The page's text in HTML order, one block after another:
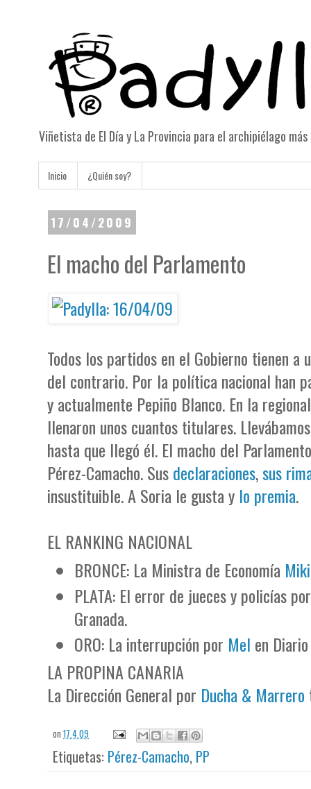
Viñetista de El Día y La Provincia para el archipiélago
Inicio ¿Quién soy?
17/04/2009
El macho del Parlamento
Todos los partidos en el Gobierno tienen a
del contrario. Por la política nacional han
y actualmente Pepiño Blanco. En la
llenaron unos cuantos titulares.
hasta que llegó él. El macho del
Pérez-Camacho. Susdeclaraciones,sus
insustituible. A Soria le gusta y lo premia.
EL RANKING NACIONAL
BRONCE: La Ministra de Economía
PLATA: El error de jueces y policías
Granada.
ORO: La interrupción por Mel en
LA PROPINA CANARIA
La Dirección General por Ducha & Marrero
on17.4.09
Etiquetas: Pérez-Camacho, PP